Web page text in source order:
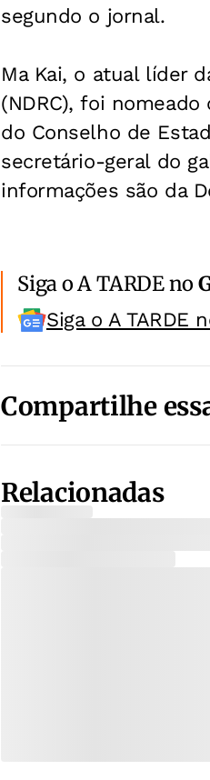
segundo o jornal.
Ma Kai, o atual líder
(NDRC), foi
do Conselho de
secretário-geral do
informações são da
Siga o A TARDE no
Siga o A TARDE
Compartilhe
Relacionadas